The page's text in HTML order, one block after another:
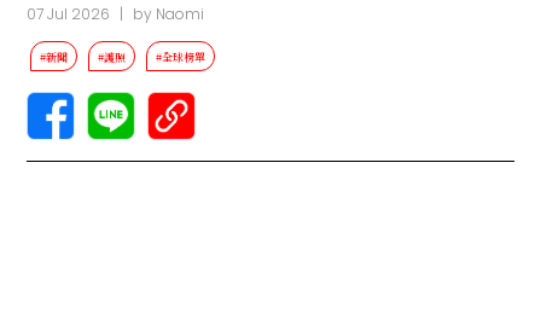
07 Jul 2026 | by Naomi
#新聞 #護照 #全球榜單